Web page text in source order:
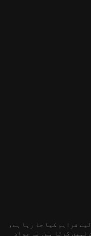
فراہم کیا جا رہا ہے،
نہیں کرتا ہے۔ یہ مواد